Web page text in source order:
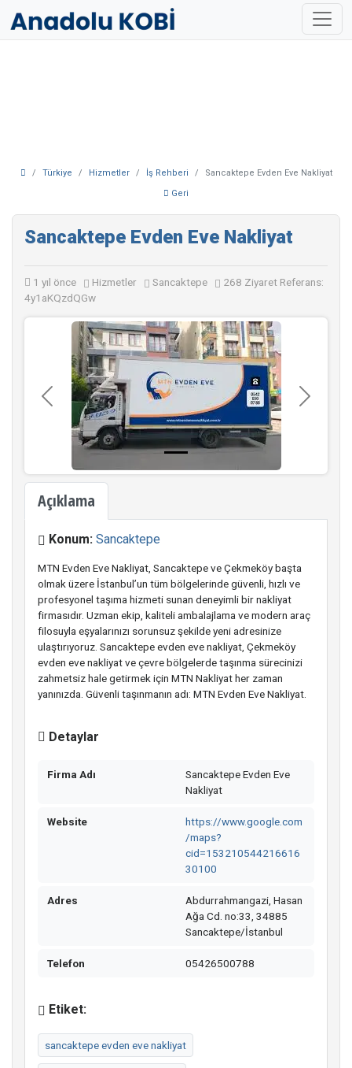
Türkiye Hizmetler İş Rehberi
Sancaktepe Evden Eve Nakliyat
Geri
Sancaktepe Evden Eve Nakliyat
1 yıl önce Hizmetler Sancaktepe 268 Ziyaret Referans:
4y1aKQzdQGw
Geri İleri
Açıklama
Konum: Sancaktepe
MTN Evden Eve Nakliyat, Sancaktepe ve Çekmeköy başta
olmak üzere İstanbul’un tüm bölgelerinde güvenli, hızlı ve
profesyonel taşıma hizmeti sunan deneyimli bir nakliyat
firmasıdır. Uzman ekip, kaliteli ambalajlama ve modern araç
filosuyla eşyalarınızı sorunsuz şekilde yeni adresinize
ulaştırıyoruz. Sancaktepe evden eve nakliyat, Çekmeköy
evden eve nakliyat ve çevre bölgelerde taşınma sürecinizi
zahmetsiz hale getirmek için MTN Nakliyat her zaman
yanınızda. Güvenli taşınmanın adı: MTN Evden Eve Nakliyat.
Detaylar
Firma Adı
Sancaktepe Evden Eve
Nakliyat
Website
https://www.google.com
/maps?
cid=153210544216616
30100
Adres
Abdurrahmangazi, Hasan
Ağa Cd. no:33, 34885
Sancaktepe/İstanbul
Telefon 05426500788
Etiket:
sancaktepe evden eve nakliyat